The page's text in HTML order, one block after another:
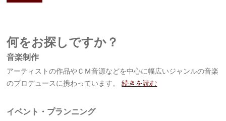
何をお探しですか？
音楽制作
アーティストの作品やＣＭ音源などを中心に幅広いジャンルの音楽
のプロデュースに携わっています。続きを読む
イベント・プランニング